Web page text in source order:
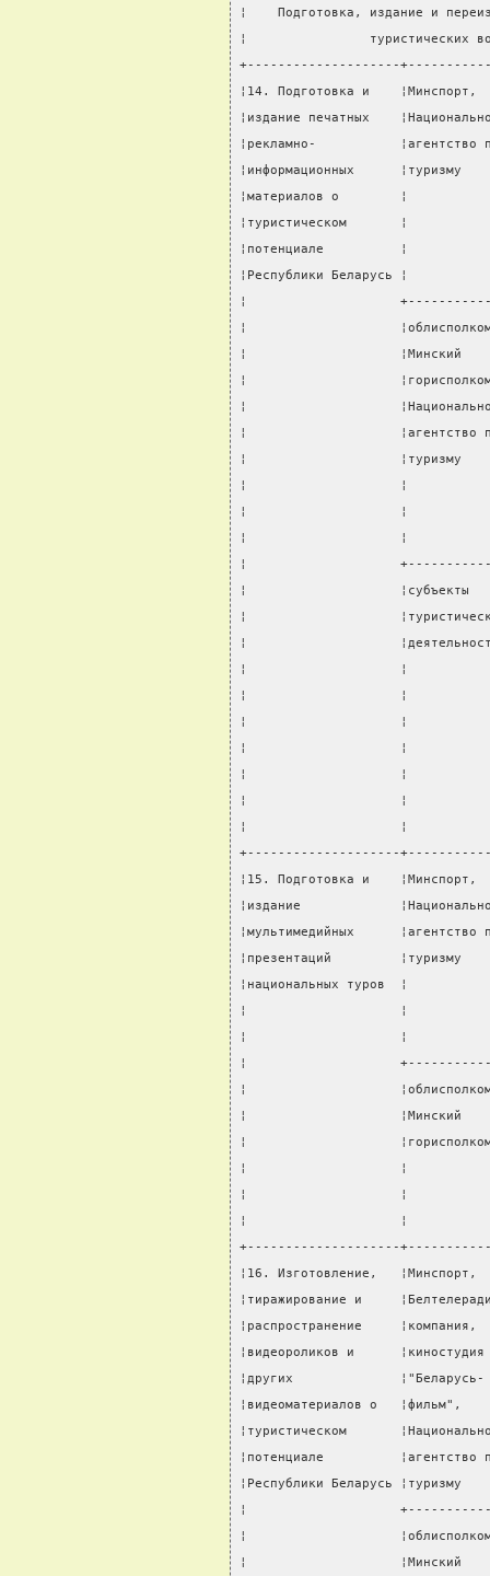
¦    Подготовка, издание и
¦                туристических
+--------------------
¦14. Подготовка и
¦издание печатных
¦рекламно-
¦информационных
¦материалов о        ¦
¦туристическом       ¦
¦потенциале          ¦
¦Республики Беларусь ¦
¦                    +-------------
¦
¦                    ¦Минский
¦
¦                    ¦Национальное
¦                    ¦агентство
¦                    ¦туризму
¦                    ¦             ¦
¦                    ¦
¦                    ¦
¦                    +-------------
¦                    ¦субъекты
¦
¦
¦                    ¦
¦                    ¦
¦                    ¦
¦                    ¦
¦                    ¦             ¦
¦                    ¦             ¦
¦                    ¦
+--------------------
¦15. Подготовка и
¦издание
¦мультимедийных
¦презентаций
¦национальных туров  ¦
¦                    ¦
¦                    ¦
¦                    +-------------
¦
¦                    ¦Минский
¦                    ¦горисполком
¦                    ¦
¦                    ¦
¦                    ¦
+--------------------
¦16. Изготовление,
¦тиражирование и
¦распространение
¦видеороликов и
¦других
¦видеоматериалов о
¦туристическом
¦потенциале
¦Республики Беларусь
¦                    +-------------
¦
¦                    ¦Минский